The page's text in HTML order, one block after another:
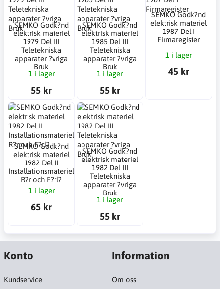
SEMKO Godk?nd
elektrisk materiel
1979 Del III
Teletekniska
apparater ?vriga
Bruk
1 i lager
55 kr
SEMKO Godk?nd
elektrisk materiel
1985 Del III
Teletekniska
apparater ?vriga
Bruk
1 i lager
55 kr
SEMKO Godk?nd
elektrisk materiel
1987 Del I
Firmaregister
1 i lager
45 kr
SEMKO Godk?nd
elektrisk materiel
1982 Del II
Installationsmateriel
R?r och F?rl?
1 i lager
65 kr
SEMKO Godk?nd
elektrisk materiel
1982 Del III
Teletekniska
apparater ?vriga
Bruk
1 i lager
55 kr
Konto
Kundservice
Information
Om oss